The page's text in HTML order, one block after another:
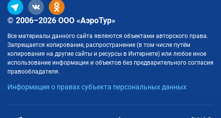
© 2006–2026 ООО «АэроТур»
Все материалы данного сайта являются объектами авторского права.
Запрещается копирование, распространение (в том числе путём
копирования на другие сайты и ресурсы в Интернете) или любое иное
использование информации и объектов без предварительного согласия
правообладателя.
Информация о правах субъекта персональных данных